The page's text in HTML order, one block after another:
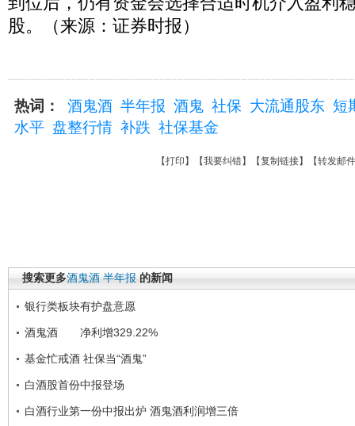
股。（来源：证券时报）
热词： 酒鬼酒 半年报 酒鬼 社保 大流通股东 短
水平 盘整行情 补跌 社保基金
【打印 】【我要纠错】【复制链接】【转发邮件
搜索更多酒鬼酒 半年报 的新闻
银行类板块有护盘意愿
酒鬼酒 净利增329.22%
基金忙戒酒 社保当“酒鬼”
白酒股首份中报登场
白酒行业第一份中报出炉 酒鬼酒利润增三倍